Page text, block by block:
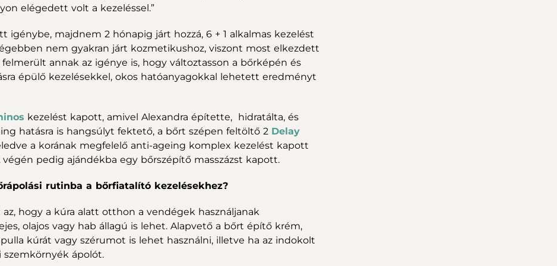
elégedett volt a kezeléssel.”
majdnem 2 hónapig járt hozzá, 6 + 1 alkalmas kezelést
nem gyakran járt kozmetikushoz, viszont most elkezdett
annak az igénye is, hogy változtasson a bőrképén és
épülő kezelésekkel, okos hatóanyagokkal lehetett eredményt
kezelést kapott, amivel Alexandra építette, hidratálta, és
hatásra is hangsúlyt fektető, a bőrt szépen feltöltő 2 Delay
a korának megfelelő anti-ageing komplex kezelést kapott
pedig ajándékba egy bőrszépítő masszázst kapott.
rutinba a bőrfiatalító kezelésekhez?
hogy a kúra alatt otthon a vendégek használjanak
olajos vagy hab állagú is lehet. Alapvető a bőrt építő krém,
kúrát vagy szérumot is lehet használni, illetve ha az indokolt
szemkörnyék ápolót.